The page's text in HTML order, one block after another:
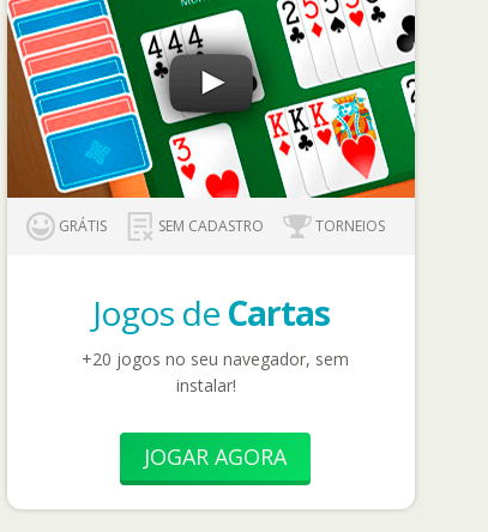
GRÁTIS SEM CADASTRO TORNEIOS
Jogos de Cartas
+20 jogos no seu navegador, sem
instalar!
JOGAR AGORA